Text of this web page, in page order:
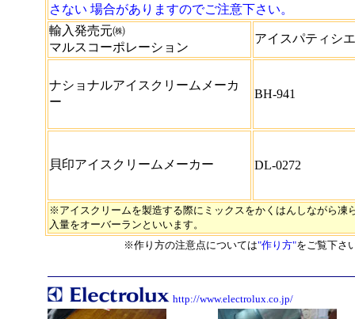
さない 場合がありますのでご注意下さい。
輸入発売元㈱
マルスコーポレーション
アイスパティシエ
ナショナルアイスクリームメーカ
ー
BH-941
貝印アイスクリームメーカー DL-0272
※アイスクリームを製造する際にミックスをかくはんしながら凍
入量をオーバーランといいます。
※作り方の注意点については"作り方"をご覧下さ
http://www.electrolux.co.jp/